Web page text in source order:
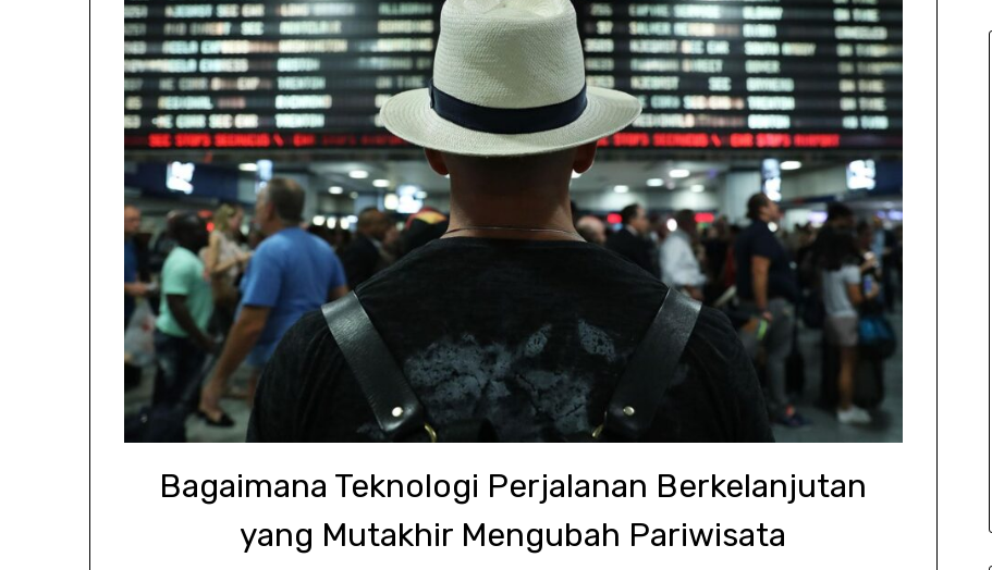
Bagaimana Teknologi Perjalanan Berkelanjutan
yang Mutakhir Mengubah Pariwisata